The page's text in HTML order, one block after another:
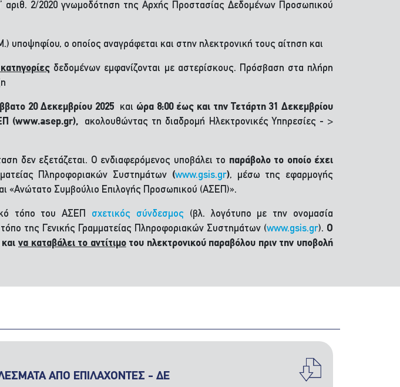
αριθ. 2/2020 γνωμοδότηση της Αρχής Προστασίας Δεδομένων Προσωπικού
υποψηφίου, ο οποίος αναγράφεται και στην ηλεκτρονική τους αίτηση και
δεδομένων εμφανίζονται με αστερίσκους. Πρόσβαση στα πλήρη
20 Δεκεμβρίου 2025 και ώρα 8:00 έως και την Τετάρτη 31 Δεκεμβρίου
(www.asep.gr), ακολουθώντας τη διαδρομή Ηλεκτρονικές Υπηρεσίες - >
δεν εξετάζεται. Ο ενδιαφερόμενος υποβάλει το παράβολο το οποίο έχει
Πληροφοριακών Συστημάτων (www.gsis.gr), μέσω της εφαρμογής
«Ανώτατο Συμβούλιο Επιλογής Προσωπικού (ΑΣΕΠ)».
τόπο του ΑΣΕΠ σχετικός σύνδεσμος(βλ. λογότυπο με την ονομασία
της Γενικής Γραμματείας Πληροφοριακών Συστημάτων (www.gsis.gr). Ο
καινα καταβάλει το αντίτιμοτου ηλεκτρονικού παραβόλου πριν την υποβολή
ΑΠΟ ΕΠΙΛΑΧΟΝΤΕΣ - ΔΕ